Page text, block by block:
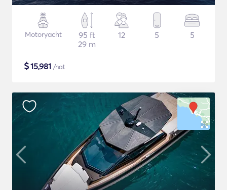
Motoryacht
95 ft
29 m
12 5 5
$15,981 /nat